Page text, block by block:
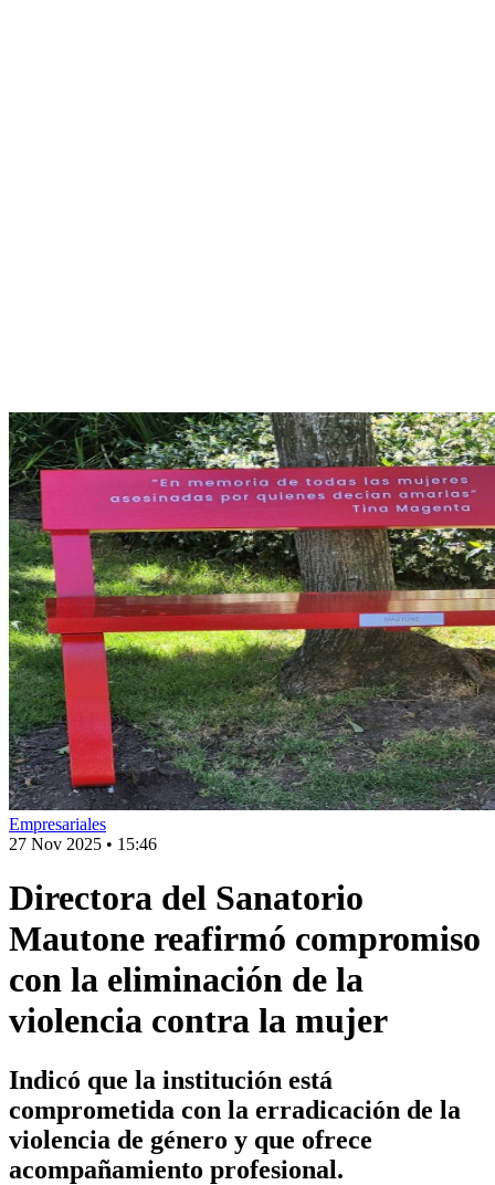
Empresariales
27 Nov 2025 • 15:46
Directora del Sanatorio
Mautone reafirmó compromiso
con la eliminación de la
violencia contra la mujer
Indicó que la institución está
comprometida con la erradicación de la
violencia de género y que ofrece
acompañamiento profesional.